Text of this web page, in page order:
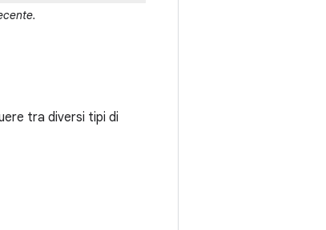
tra diversi tipi di